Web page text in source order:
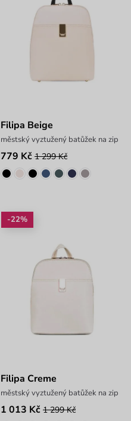
Filipa Beige
městský vyztužený batůžek na zip
779 Kč 1 299 Kč
-22%
Filipa Creme
městský vyztužený batůžek na zip
1 013 Kč 1 299 Kč